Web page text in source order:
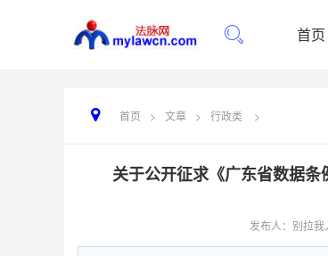
首页
首页 > 文章 > 行政类 >
关于公开征求《广东省数据条
发布人：别拉我